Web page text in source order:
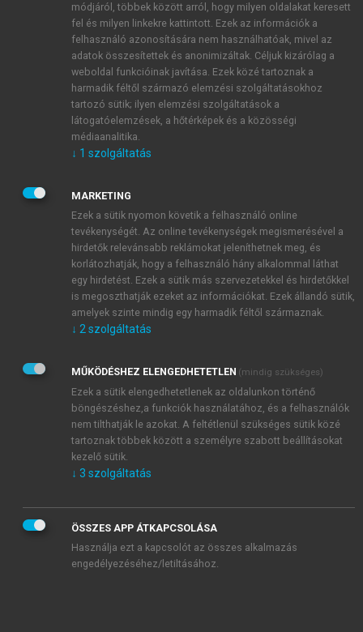
ÚJ FIÓK LÉTREHOZÁSA
1 óra díjmentes hozzáférés
E-MAIL-CÍM
JELSZÓ
JELSZÓ ÚJRA
Kérek értesítést a MeRSZ újdonságairól, akcióiról.
Kérek értesítést az Akadémiai Kiadó Zrt. újdonságairól,
Adatkezelési tájékoztatóbanfoglaltakat tudomásul
veszem és elfogadom.
Általános vásárlási feltételeket, valamint a szotar.netés a
mersz.huoldalak licencszerződéseiben foglaltakat
tudomásul veszem és elfogadom.
KIPRÓBÁLOM
módjáról, többek között arról, hogy milyen oldalakat keresett
fel és milyen linkekre kattintott. Ezek az információk a
felhasználó azonosítására nem használhatóak, mivel az
adatok összesítettek és anonimizáltak. Céljuk kizárólag a
weboldal funkcióinak javítása. Ezek közé tartoznak a
harmadik féltől származó elemzési szolgáltatásokhoz
tartozó sütik; ilyen elemzési szolgáltatások a
látogatóelemzések, a hőtérképek és a közösségi
médiaanalitika.
↓ 1 szolgáltatás
MARKETING
Ezek a sütik nyomon követik a felhasználó online
tevékenységét. Az online tevékenységek megismerésével a
hirdetők relevánsabb reklámokat jeleníthetnek meg, és
korlátozhatják, hogy a felhasználó hány alkalommal láthat
egy hirdetést. Ezek a sütik más szervezetekkel és hirdetőkkel
is megoszthatják ezeket az információkat. Ezek állandó sütik,
amelyek szinte mindig egy harmadik féltől származnak.
↓ 2 szolgáltatás
MŰKÖDÉSHEZ ELENGEDHETETLEN (mindig szükséges)
Ezek a sütik elengedhetetlenek az oldalunkon történő
böngészéshez,a funkciók használatához, és a felhasználók
nem tilthatják le azokat. A feltétlenül szükséges sütik közé
tartoznak többek között a személyre szabott beállításokat
kezelő sütik.
↓ 3 szolgáltatás
ÖSSZES APP ÁTKAPCSOLÁSA
Használja ezt a kapcsolót az összes alkalmazás
engedélyezéséhez/letiltásához.